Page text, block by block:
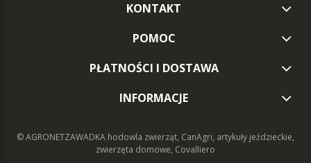
KONTAKT
POMOC
PŁATNOŚCI I DOSTAWA
INFORMACJE
© AGRONETZAWADKA hodowla zwierząt, CanAgri, artykuły jeździeckie,
zwierzęta domowe, Covalliero